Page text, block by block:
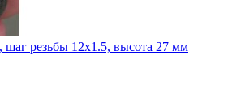
шаг резьбы 12x1.5, высота 27 мм